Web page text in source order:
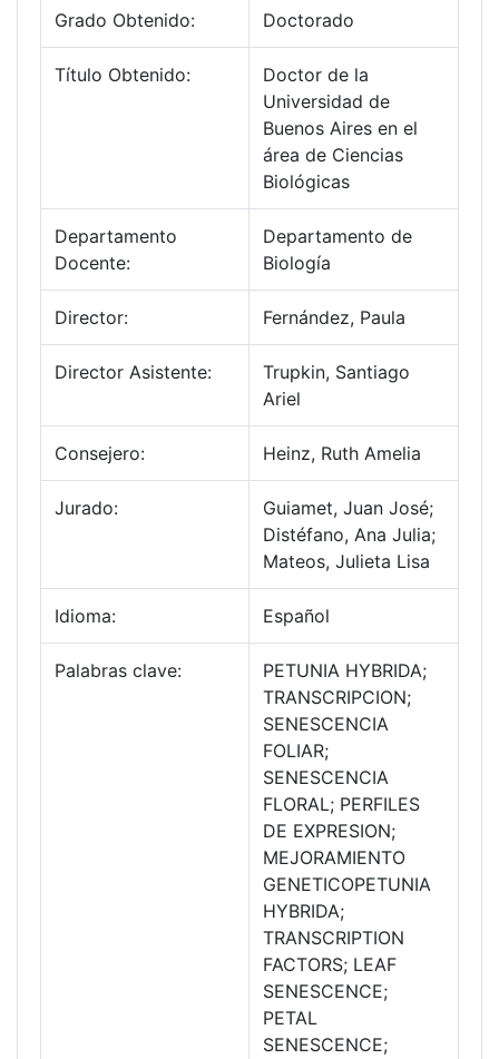
Grado Obtenido: Doctorado
Título Obtenido:
Doctor de la
Universidad de
Buenos Aires en el
área de Ciencias
Biológicas
Departamento
Docente:
Departamento de
Biología
Director: Fernández, Paula
Director Asistente:
Trupkin, Santiago
Ariel
Consejero: Heinz, Ruth Amelia
Jurado:
Guiamet, Juan José;
Distéfano, Ana Julia;
Mateos, Julieta Lisa
Idioma: Español
Palabras clave:
PETUNIA HYBRIDA;
TRANSCRIPCION;
SENESCENCIA
FOLIAR;
SENESCENCIA
FLORAL; PERFILES
DE EXPRESION;
MEJORAMIENTO
GENETICOPETUNIA
HYBRIDA;
TRANSCRIPTION
FACTORS; LEAF
SENESCENCE;
PETAL
SENESCENCE;